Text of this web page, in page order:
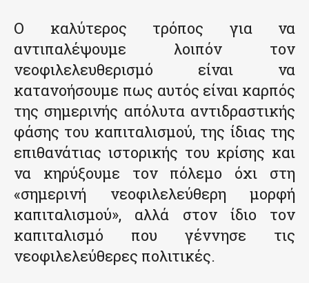
Ο καλύτερος τρόπος για να
αντιπαλέψουμε λοιπόν τον
νεοφιλελευθερισμό είναι να
κατανοήσουμε πως αυτός είναι καρπός
της σημερινής απόλυτα αντιδραστικής
φάσης του καπιταλισμού, της ίδιας της
επιθανάτιας ιστορικής του κρίσης και
να κηρύξουμε τον πόλεμο όχι στη
«σημερινή νεοφιλελεύθερη μορφή
καπιταλισμού», αλλά στον ίδιο τον
καπιταλισμό που γέννησε τις
νεοφιλελεύθερες πολιτικές.